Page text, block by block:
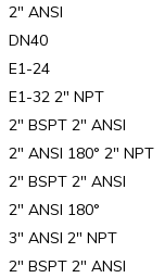
2″ ANSI
DN40
E1-24
E1-32 2″ NPT
2″ BSPT 2″ ANSI
2″ ANSI 180° 2″ NPT
2″ BSPT 2″ ANSI
2″ ANSI 180°
3″ ANSI 2″ NPT
2″ BSPT 2″ ANSI